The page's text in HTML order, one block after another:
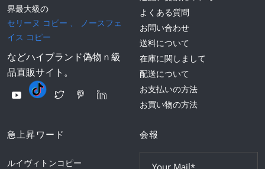
界最大級の
セリーヌ コピー
ノースフェ
イス コピー
などハイブランド偽物ｎ級
品直販サイト。
よくある質問
お問い合わせ
送料について
在庫に関しまして
配送について
お支払いの方法
お買い物の方法
急上昇ワード
ルイヴィトンコピー
会報